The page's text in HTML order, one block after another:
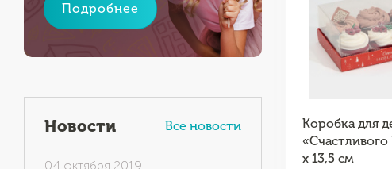
Подробнее
Новости Все новости
04 октября 2019
Коробка для
«Счастливого
х 13,5 см